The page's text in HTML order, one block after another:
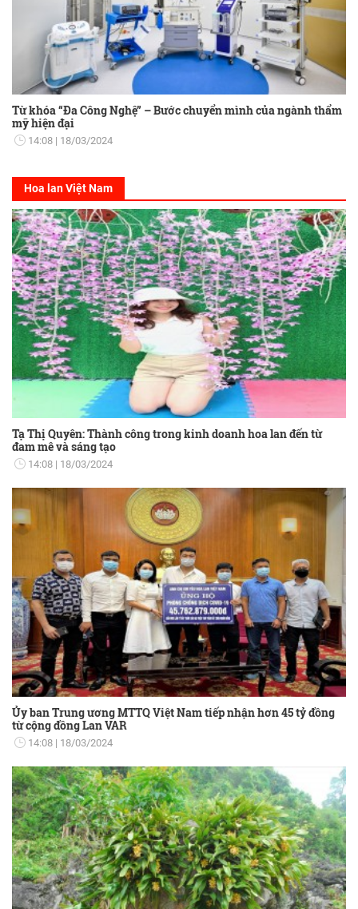
Từ khóa “Đa Công Nghệ” – Bước chuyển mình của ngành thẩm
mỹ hiện đại
14:08 18/03/2024
Hoa lan Việt Nam
Tạ Thị Quyên: Thành công trong kinh doanh hoa lan đến từ
đam mê và sáng tạo
14:08 18/03/2024
Ủy ban Trung ương MTTQ Việt Nam tiếp nhận hơn 45 tỷ đồng
từ cộng đồng Lan VAR
14:08 18/03/2024